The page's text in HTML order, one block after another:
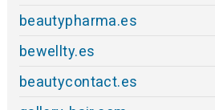
beautypharma.es
bewellty.es
beautycontact.es